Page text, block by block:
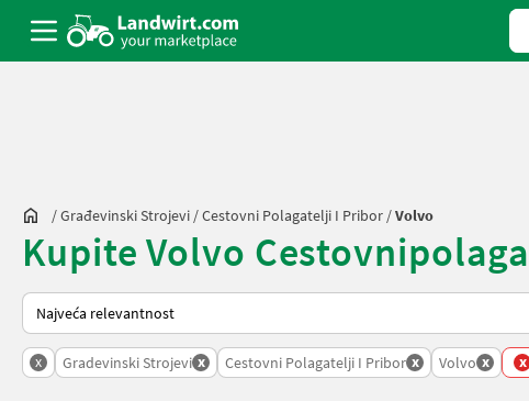
/Građevinski Strojevi /Cestovni Polagatelji I Pribor /Volvo
Kupite Volvo
Tako se sortira na Landwirt.com
x Gradevinski Strojevi x Cestovni Polagatelji I Pribor x Volvo x x